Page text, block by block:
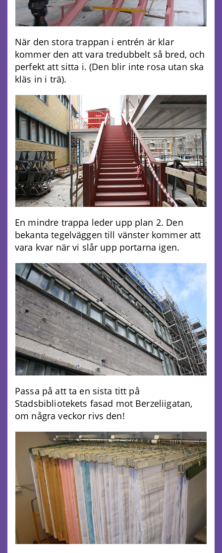
När den stora trappan i entrén är klar
kommer den att vara tredubbelt så bred, och
perfekt att sitta i. (Den blir inte rosa utan ska
kläs in i trä).
En mindre trappa leder upp plan 2. Den
bekanta tegelväggen till vänster kommer att
vara kvar när vi slår upp portarna igen.
Passa på att ta en sista titt på
Stadsbibliotekets fasad mot Berzeliigatan,
om några veckor rivs den!